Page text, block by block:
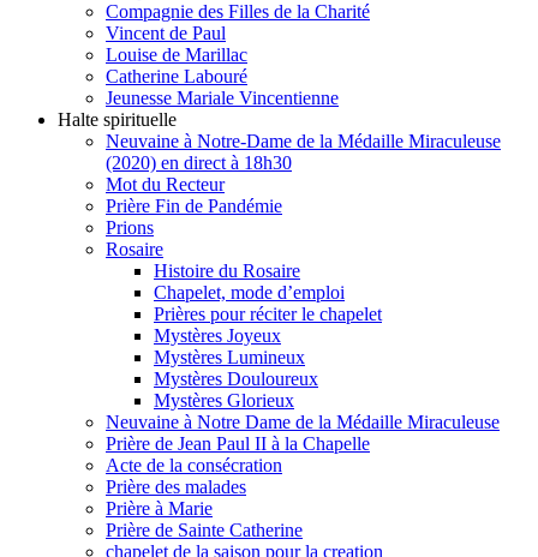
Compagnie des Filles de la Charité
Vincent de Paul
Louise de Marillac
Catherine Labouré
Jeunesse Mariale Vincentienne
Halte spirituelle
Neuvaine à Notre-Dame de la Médaille Miraculeuse
(2020) en direct à 18h30
Mot du Recteur
Prière Fin de Pandémie
Prions
Rosaire
Histoire du Rosaire
Chapelet, mode d’emploi
Prières pour réciter le chapelet
Mystères Joyeux
Mystères Lumineux
Mystères Douloureux
Mystères Glorieux
Neuvaine à Notre Dame de la Médaille Miraculeuse
Prière de Jean Paul II à la Chapelle
Acte de la consécration
Prière des malades
Prière à Marie
Prière de Sainte Catherine
chapelet de la saison pour la creation